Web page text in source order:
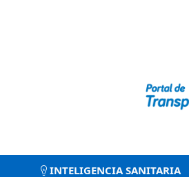
INTELIGENCIA SANITARIA